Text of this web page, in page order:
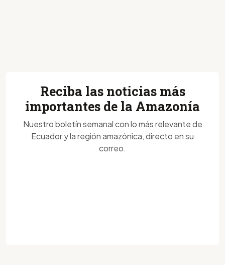
Reciba las noticias más
importantes de la Amazonía
Nuestro boletín semanal con lo más relevante de
Ecuador y la región amazónica, directo en su
correo.